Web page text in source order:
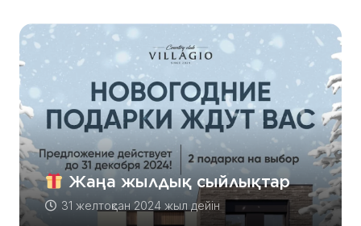
Жаңа жылдық сыйлықтар
31 желтоқсан 2024 жыл дейін